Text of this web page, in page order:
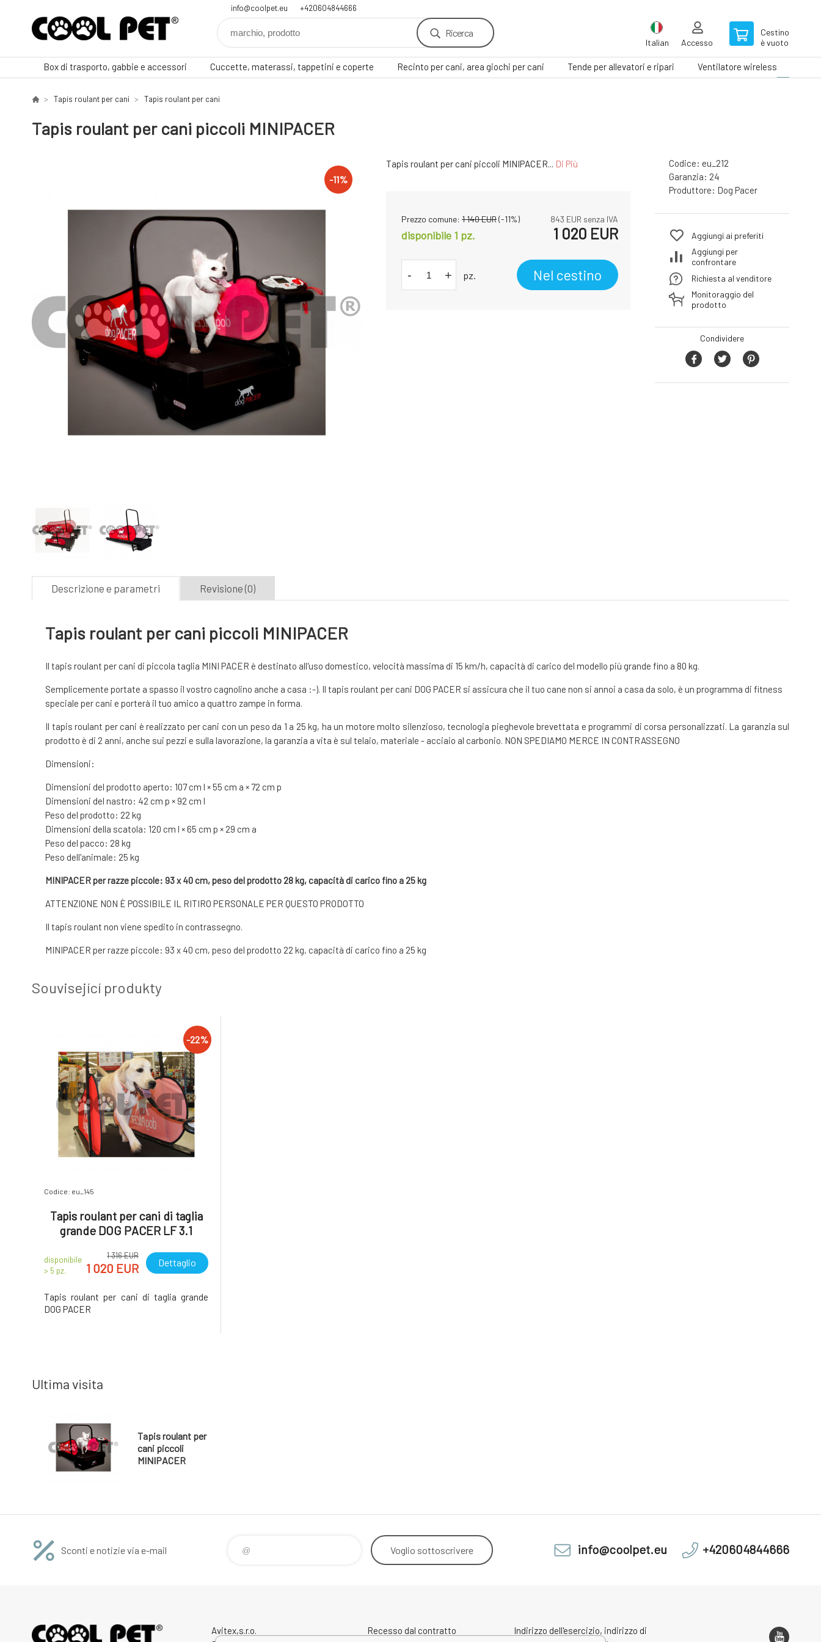
info@coolpet.eu +420604844666
Ricerca
Italian Accesso
Cestino
è vuoto
Box di trasporto, gabbie e accessori Cuccette, materassi, tappetini e coperte Recinto per cani, area giochi per cani Tende per allevatori e ripari Ventilatore wireless
Tapis roulant per cani Tapis roulant per cani
Tapis roulant per cani piccoli MINIPACER
-11%
Tapis roulant per cani piccoli MINIPACER... Di Più
Prezzo comune: 1 140EUR(-11%) 843 EUR senza IVA
disponibile 1 pz. 1 020 EUR
- + pz. Nel cestino
Codice: eu_212
Garanzia: 24
Produttore: Dog Pacer
Aggiungi ai preferiti
Aggiungi per
confrontare
Richiesta al venditore
Monitoraggio del
prodotto
Condividere
Descrizione e parametri Revisione (0)
Tapis roulant per cani piccoli MINIPACER
Il tapis roulant per cani di piccola taglia MINI PACER è destinato all'uso domestico, velocità massima di 15 km/h, capacità di carico del modello più grande fino a 80 kg.
Semplicemente portate a spasso il vostro cagnolino anche a casa :-). Il tapis roulant per cani DOG PACER si assicura che il tuo cane non si annoi a casa da solo, è un programma di fitness
speciale per cani e porterà il tuo amico a quattro zampe in forma.
Il tapis roulant per cani è realizzato per cani con un peso da 1 a 25 kg, ha un motore molto silenzioso, tecnologia pieghevole brevettata e programmi di corsa personalizzati. La garanzia sul
prodotto è di 2 anni, anche sui pezzi e sulla lavorazione, la garanzia a vita è sul telaio, materiale - acciaio al carbonio. NON SPEDIAMO MERCE IN CONTRASSEGNO
Dimensioni:
Dimensioni del prodotto aperto: 107 cm l × 55 cm a × 72 cm p
Dimensioni del nastro: 42 cm p × 92 cm l
Peso del prodotto: 22 kg
Dimensioni della scatola: 120 cm l × 65 cm p × 29 cm a
Peso del pacco: 28 kg
Peso dell'animale: 25 kg
MINIPACER per razze piccole: 93 x 40 cm, peso del prodotto 28 kg, capacità di carico fino a 25 kg
ATTENZIONE NON È POSSIBILE IL RITIRO PERSONALE PER QUESTO PRODOTTO
Il tapis roulant non viene spedito in contrassegno.
MINIPACER per razze piccole: 93 x 40 cm, peso del prodotto 22 kg, capacità di carico fino a 25 kg
Související produkty
-22%
Codice: eu_145
Tapis roulant per cani di taglia
grande DOG PACER LF 3.1
disponibile
> 5 pz.
1 316 EUR
1 020 EUR Dettaglio
Tapis roulant per cani di taglia grande
DOG PACER
Ultima visita
Tapis roulant per
cani piccoli
MINIPACER
Sconti e notizie via e-mail Voglio sottoscrivere info@coolpet.eu +420604844666
Avitex,s.r.o.
Recesso dal contratto
Indirizzo dell'esercizio, indirizzo di